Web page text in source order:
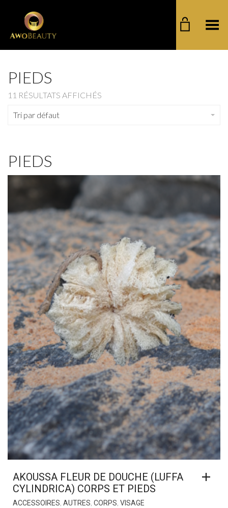
Basculer le menu
PIEDS
11 RÉSULTATS AFFICHÉS
Tri par défaut
PIEDS
AKOUSSA FLEUR DE DOUCHE (LUFFA
CYLINDRICA) CORPS ET PIEDS
ACCESSOIRES AUTRES CORPS VISAGE